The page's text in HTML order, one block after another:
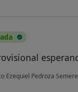
Ezequiel Pedroza